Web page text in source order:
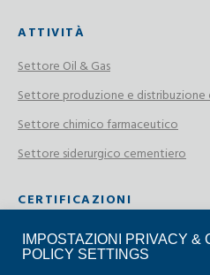
ATTIVITÀ
Settore Oil & Gas
Settore produzione e
Settore chimico farmaceutico
Settore siderurgico cementiero
CERTIFICAZIONI
Certificazione ISO 9001:2015
Certificazione ISO 14001:2015
IMPOSTAZIONI PRIVACY &
POLICY SETTINGS